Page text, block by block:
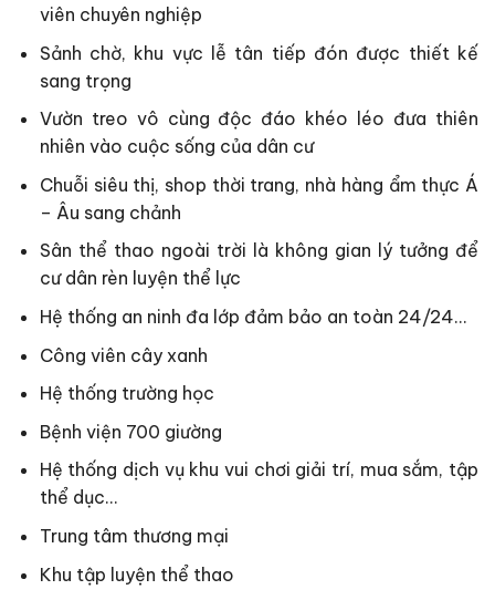
viên chuyên nghiệp
Sảnh chờ, khu vực lễ tân tiếp đón được thiết kế
sang trọng
Vườn treo vô cùng độc đáo khéo léo đưa thiên
nhiên vào cuộc sống của dân cư
Chuỗi siêu thị, shop thời trang, nhà hàng ẩm thực Á
– Âu sang chảnh
Sân thể thao ngoài trời là không gian lý tưởng để
cư dân rèn luyện thể lực
Hệ thống an ninh đa lớp đảm bảo an toàn 24/24…
Công viên cây xanh
Hệ thống trường học
Bệnh viện 700 giường
Hệ thống dịch vụ khu vui chơi giải trí, mua sắm, tập
thể dục…
Trung tâm thương mại
Khu tập luyện thể thao